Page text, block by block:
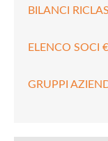
BILANCI
ELENCO SOCI
GRUPPI